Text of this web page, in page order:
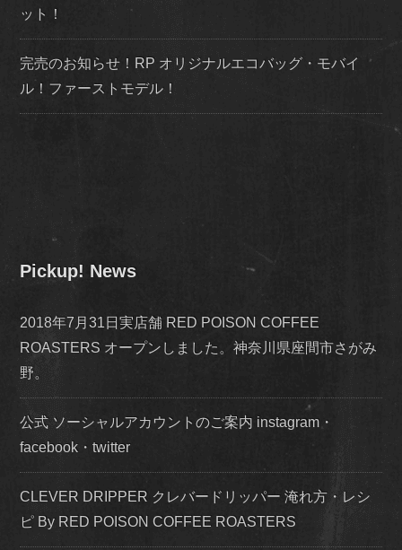
ット！
完売のお知らせ！RP オリジナルエコバッグ・モバイ
ル！ファーストモデル！
Pickup! News
2018年7月31日実店舗 RED POISON COFFEE
ROASTERS オープンしました。神奈川県座間市さがみ
野。
公式 ソーシャルアカウントのご案内 instagram・
facebook・twitter
CLEVER DRIPPER クレバードリッパー 淹れ方・レシ
ピ By RED POISON COFFEE ROASTERS